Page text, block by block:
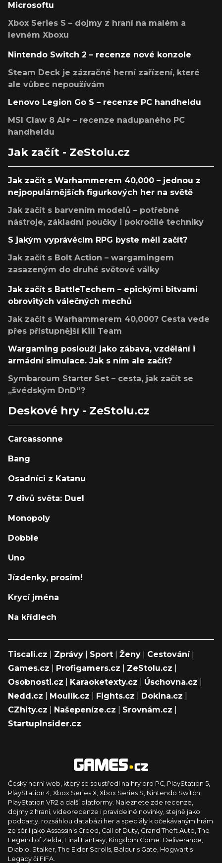
Microsoftu
Xbox Series S – dojmy z hraní na malém a
levném Xboxu
Nintendo Switch 2 – recenze nové konzole
Steam Deck je zázračné herní zařízení, které
ale vůbec nepoužívám
Lenovo Legion Go S – recenze PC handheldu
MSI Claw 8 AI+ – recenze nadupaného PC
handheldu
Jak začít - ZeStolu.cz
Jak začít s Warhammerem 40,000 – jednou z
nejpopulárnějších figurkových her na světě
Jak začít s barvením modelů – potřebné
nástroje, základní poučky i pokročilé techniky
S jakým vyprávěcím RPG byste měli začít?
Jak začít s Bolt Action – wargamingem
zasazeným do druhé světové války
Jak začít s BattleTechem – epickými bitvami
obrovitých válečných mechů
Jak začít s Warhammerem 40,000? Cesta vede
přes přístupnější Kill Team
Wargaming poslouží jako zábava, vzdělání i
armádní simulace. Jak s ním ale začít?
Symbaroum Starter Set – cesta, jak začít se
„švédským DnD“?
Deskové hry - ZeStolu.cz
Carcassonne
Bang
Osadníci z Katanu
7 divů světa: Duel
Monopoly
Dobble
Uno
Jízdenky, prosím!
Krycí jména
Na křídlech
Tiscali.cz Zprávy Sport Ženy Cestování|
Games.cz
Profigamers.cz ZeStolu.cz
Osobnosti.cz
Karaoketexty.cz Úschovna.cz
Nedd.cz
Moulík.cz Fights.cz Dokina.cz
CZhity.cz
Našepeníze.cz Srovnám.cz
StartupInsider.cz
Český herní web, který se soustředí na hry pro PC, PlayStation 5,
PlayStation 4, Xbox Series X, Xbox Series S, Nintendo Switch,
PlayStation VR2 a další platformy. Naleznete zde recenze,
dojmy z hraní, videorecenze i pravidelné novinky, stejně jako
podcasty, rozsáhlou databázi her a speciály k očekávaným hrám
ze sérií jako Assassin's Creed, Call of Duty, Grand Theft Auto, The
Legend of Zelda, Final Fantasy, Kingdom Come: Deliverance,
Diablo, Stalker, The Elder Scrolls, Baldur's Gate, Hogwart's
Legacy či FIFA.